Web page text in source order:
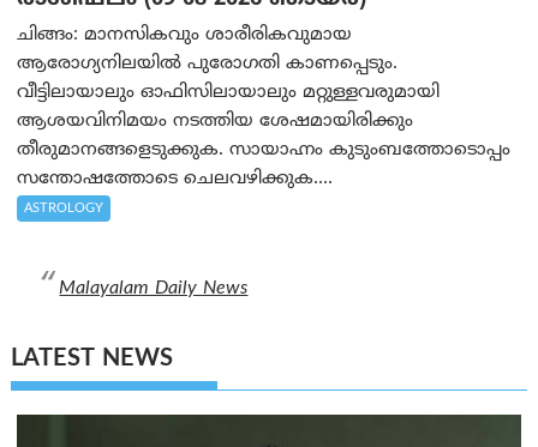
ചിങ്ങം: മാനസികവും ശാരീരികവുമായ
ആരോഗ്യനിലയിൽ പുരോഗതി കാണപ്പെടും.
വീട്ടിലായാലും ഓഫിസിലായാലും മറ്റുള്ളവരുമായി
ആശയവിനിമയം നടത്തിയ ശേഷമായിരിക്കും
തീരുമാനങ്ങളെടുക്കുക. സായാഹ്നം കുടുംബത്തോടൊപ്പം
സന്തോഷത്തോടെ ചെലവഴിക്കുക....
ASTROLOGY
Malayalam Daily News
LATEST NEWS